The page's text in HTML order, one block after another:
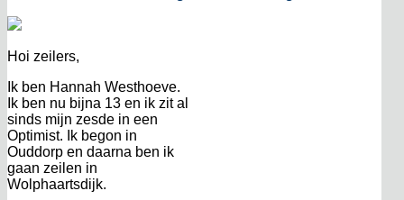
Hoi zeilers,
Ik ben Hannah Westhoeve.
Ik ben nu bijna 13 en ik zit al
sinds mijn zesde in een
Optimist. Ik begon in
Ouddorp en daarna ben ik
gaan zeilen in
Wolphaartsdijk.